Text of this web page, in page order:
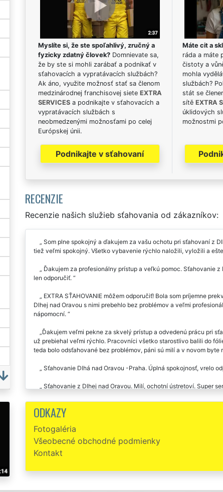
Myslíte si, že ste spoľahlivý, zručný a
fyzicky zdatný človek?Domnievate sa,
že by ste si mohli zarábať a podnikať v
sťahovacích a vypratávacích službách?
Ak áno, využite možnosť stať sa členom
medzinárodnej franchisovej siete EXTRA
SERVICESa podnikajte v sťahovacích a
vypratávacích službách s
neobmedzenými možnosťami po celej
Európskej únii.
Podnikajte v sťahovaní
Máte cit a
ráda a máte
čistoty a
mohla
službách?
stát se
sítě EXTRA
úklidových
možnostmi
RECENZIE
Recenzie našich služieb sťahovania od zákazníkov:
Som plne spokojný a ďakujem za vašu ochotu pri sťahovaní z
tiež veľmi spokojný. Všetko vybavenie rýchlo naložili, vyložili a
Ďakujem za profesionálny prístup a veľkú pomoc. Sťahovanie
len odporučiť.
EXTRA SŤAHOVANIE môžem odporučiť! Bola som príjemne
Dlhej nad Oravou s nimi prebehlo bez problémov a veľmi
nápomocní.
Ďakujem veľmi pekne za skvelý prístup a odvedenú prácu pri
už prebiehal veľmi rýchlo. Pracovníci všetko starostlivo balili do
teda bolo odsťahované bez problémov, páni sú milí a v novom
Sťahovanie Dlhá nad Oravou -Praha. Úplná spokojnosť, vrelo
Sťahovanie z Dlhej nad Oravou. Milí, ochotní ústretoví. Super
Precízni, slušní, milí a veľmi ochotní. Skutočne môžem vrelo
spoločnosti EXTRA SŤAHOVANIE. Ich prístup k práci prekonal
Sťahovanie Dlhá nad Oravou -Prešov. Veľká spokojnosť s
Trikrát po sebe som využil sťahovacie služby tejto spoločnosti.
klientov. Určite odporúčam.
ODKAZY
Fotogaléria
Všeobecné obchodné podmienky
Kontakt